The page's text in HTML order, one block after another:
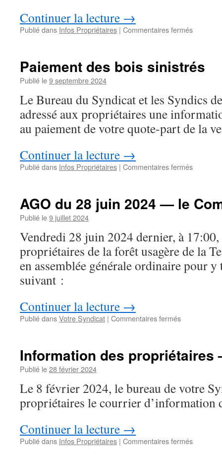
Continuer la lecture →
Publié dans Infos Propriétaires | Commentaires ferméssur
:
paiement
produit
des
Paiement des bois sinistrés
Publié le9 septembre 2024
Le Bureau du Syndicat et les Syndics
adressé aux propriétaires une
au paiement de votre quote-part de la
Continuer la lecture →
Publié dans Infos Propriétaires | Commentaires ferméssur
sinistrés
AGO du 28 juin 2024 — le
Publié le9 juillet 2024
Vendredi 28 juin 2024 dernier, à
propriétaires de la forêt usagère de la
en assemblée générale ordinaire pour
suivant :
Continuer la lecture →
Publié dansVotre Syndicat | Commentaires ferméssur
juin
le
Compte-
rendu
Information des propriétaires
Publié le28 février 2024
Le 8 février 2024, le bureau de votre
propriétaires le courrier d’information
Continuer la lecture →
Publié dans Infos Propriétaires | Commentaires ferméssur